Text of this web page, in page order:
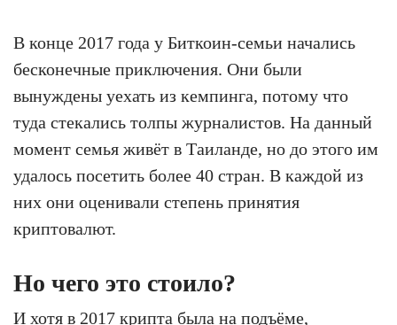
В конце 2017 года у Биткоин-семьи начались
бесконечные приключения. Они были
вынуждены уехать из кемпинга, потому что
туда стекались толпы журналистов. На данный
момент семья живёт в Таиланде, но до этого им
удалось посетить более 40 стран. В каждой из
них они оценивали степень принятия
криптовалют.
Но чего это стоило?
И хотя в 2017 крипта была на подъёме,